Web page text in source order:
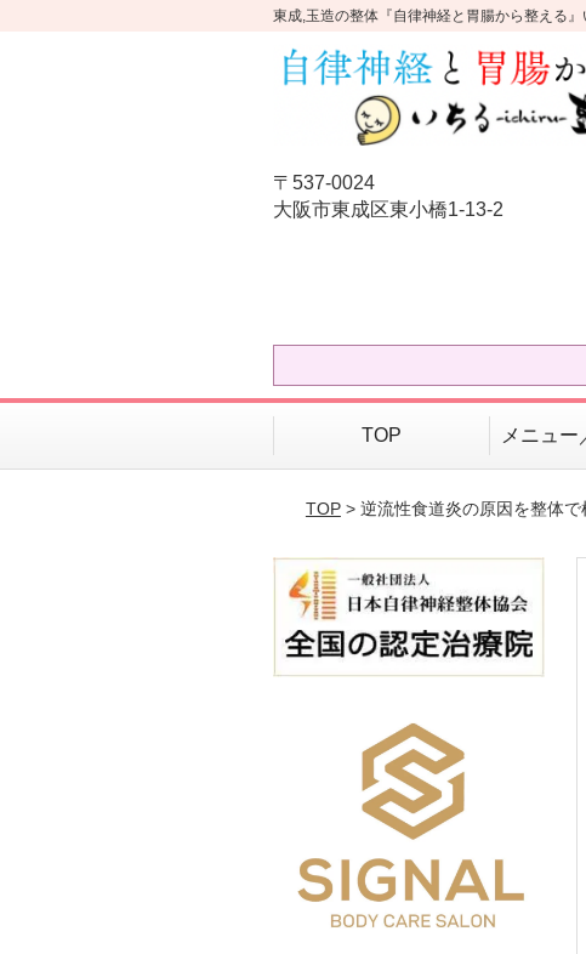
東成,玉造の整体『自律神経と胃腸から整える
〒537-0024
大阪市東成区東小橋1-13-2
TOP メニュ
TOP> 逆流性食道炎の原因を整体